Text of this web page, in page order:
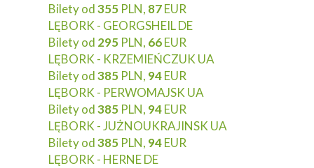
Bilety od355 PLN, 87EUR
LĘBORK - GEORGSHEIL DE
Bilety od 295 PLN, 66EUR
LĘBORK - KRZEMIEŃCZUK UA
Bilety od385 PLN, 94EUR
LĘBORK - PERWOMAJSK UA
Bilety od385 PLN, 94EUR
LĘBORK - JUŻNOUKRAJINSK UA
Bilety od385 PLN, 94EUR
LĘBORK - HERNE DE